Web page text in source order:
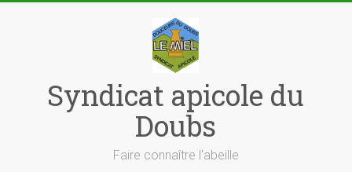
Syndicat apicole du
Doubs
Faire connaître l'abeille